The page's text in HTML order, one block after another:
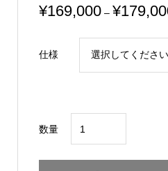
¥169,000 – ¥
仕様
数量
FD2
Aluminum